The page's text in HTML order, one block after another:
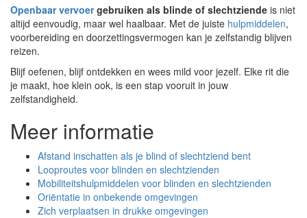
Openbaar vervoergebruiken als blinde of slechtziende is niet
altijd eenvoudig, maar wel haalbaar. Met de juiste hulpmiddelen,
voorbereiding en doorzettingsvermogen kan je zelfstandig blijven
reizen.
Blijf oefenen, blijf ontdekken en wees mild voor jezelf. Elke rit die
je maakt, hoe klein ook, is een stap vooruit in jouw
zelfstandigheid.
Meer informatie
Afstand inschatten als je blind of slechtziend bent
Looproutes voor blinden en slechtzienden
Mobiliteitshulpmiddelen voor blinden en slechtzienden
Oriëntatie in onbekende omgevingen
Zich verplaatsen in drukke omgevingen